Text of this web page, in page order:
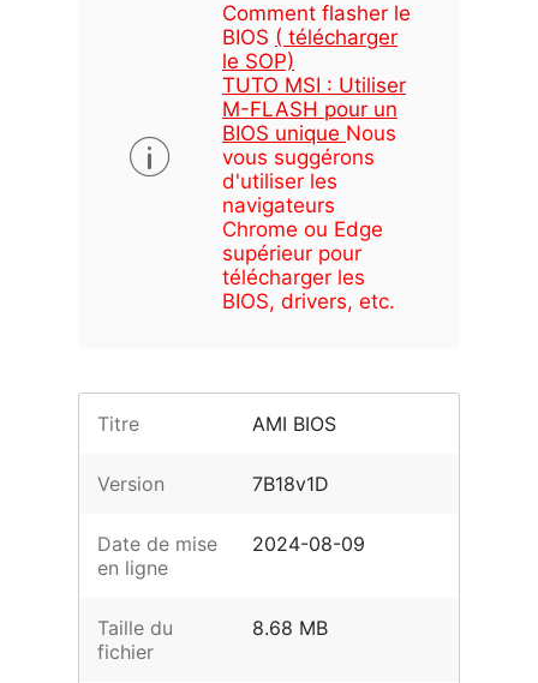
Comment flasher le
BIOS ( télécharger
le SOP)
TUTO MSI : Utiliser
M-FLASH pour un
BIOS unique Nous
vous suggérons
d'utiliser les
navigateurs
Chrome ou Edge
supérieur pour
télécharger les
BIOS, drivers, etc.
Titre AMI BIOS
Version 7B18v1D
Date de mise
en ligne
2024-08-09
Taille du
fichier
8.68 MB